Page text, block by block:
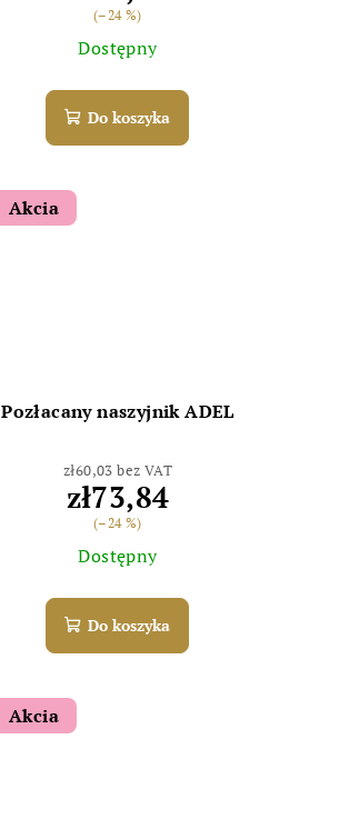
(–24 %)
Dostępny
Do koszyka
Akcia
Pozłacany naszyjnik ADEL
zł60,03 bez VAT
zł73,84
(–24 %)
Dostępny
Do koszyka
Akcia